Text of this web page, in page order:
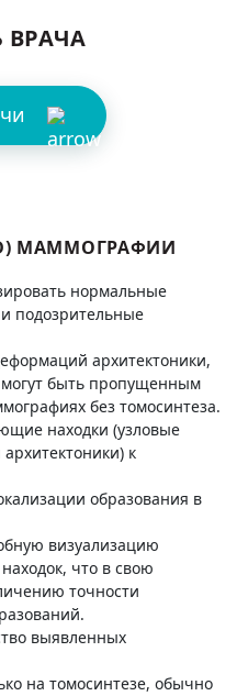
ВРАЧА
МАММОГРАФИИ
нормальные
подозрительные
архитектоники,
могут быть пропущенным
без томосинтеза.
находки (узловые
к
образования в
визуализацию
что в свою
точности
выявленных
на томосинтезе, обычно